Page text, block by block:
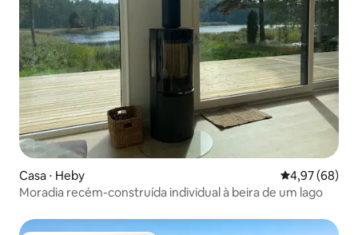
Casa ⋅ Heby 4,97 de uma
4,97 (68)
Moradia recém-construída individual à beira de um lago